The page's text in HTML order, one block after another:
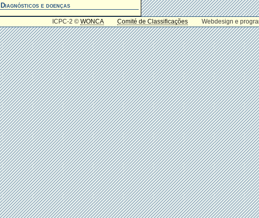
e doenças
ICPC-2 ©WONCA Comité de Classificações Webdesign e